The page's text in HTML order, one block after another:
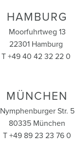
HAMBURG
Moorfuhrtweg 13
22301 Hamburg
T +49 40 42 32 22 0
MÜNCHEN
Nymphenburger Str. 5
80335 München
T +49 89 23 23 76 0